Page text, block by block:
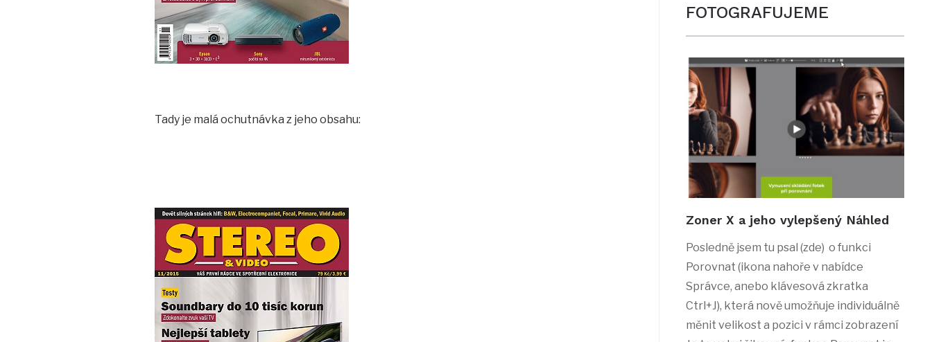
Tady je malá ochutnávka z jeho obsahu:
FOTOGRAFUJEME
Zoner X a jeho vylepšený Náhled
Posledně jsem tu psal (zde) o funkci
Porovnat (ikona nahoře v nabídce
Správce, anebo klávesová zkratka
Ctrl+J), která nově umožňuje individuálně
měnit velikost a pozici v rámci zobrazení